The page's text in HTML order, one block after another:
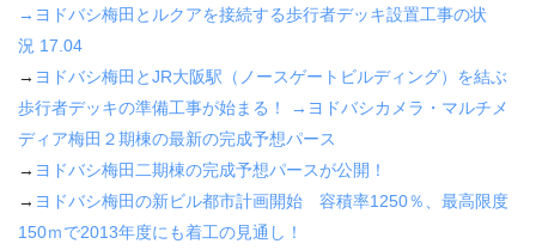
→ ヨドバシ梅田とルクアを接続する歩行者デッキ設置工事の状
況 17.04
→ ヨドバシ梅田とJR大阪駅（ノースゲートビルディング）を結ぶ
歩行者デッキの準備工事が始まる！
→ ヨドバシカメラ・マルチメ
ディア梅田２期棟の最新の完成予想パース
→ ヨドバシ梅田二期棟の完成予想パースが公開！
→ ヨドバシ梅田の新ビル都市計画開始 容積率1250％、最高限度
150ｍで2013年度にも着工の見通し！